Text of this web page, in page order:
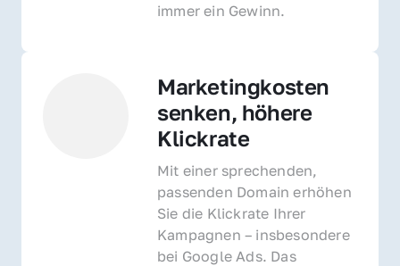
immer ein Gewinn.
Marketingkosten
senken, höhere
Klickrate
Mit einer sprechenden,
passenden Domain erhöhen
Sie die Klickrate Ihrer
Kampagnen – insbesondere
bei Google Ads. Das